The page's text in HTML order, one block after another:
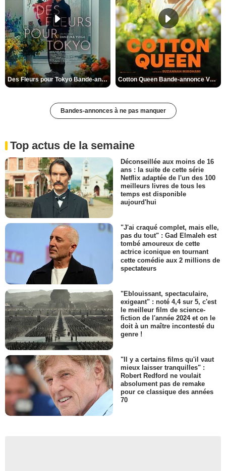
Des Fleurs pour Tokyo Bande-annonce VO STFR Cotton Queen Bande-annonce VO STFR
Bandes-annonces à ne pas manquer
Top actus de la semaine
Déconseillée aux moins de 16
ans : la suite de cette série
Netflix adaptée de l'un des 100
meilleurs livres de tous les
temps est disponible
aujourd'hui
"J'ai craqué complet, mais elle,
pas du tout" : Gad Elmaleh est
tombé amoureux de cette
actrice iconique en tournant
cette comédie aux 2 millions de
spectateurs
"Eblouissant, spectaculaire,
exigeant" : noté 4,4 sur 5, c'est
le meilleur film de science-
fiction de l'année 2024 et on le
doit à un maître incontesté du
genre !
"Il y a certains films qu'il vaut
mieux laisser tranquilles" :
Robert Redford ne voulait
absolument pas de remake
pour ce classique des années
70